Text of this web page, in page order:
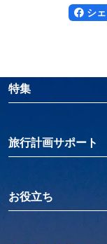
シ
特集
旅行計画サポート
お役立ち